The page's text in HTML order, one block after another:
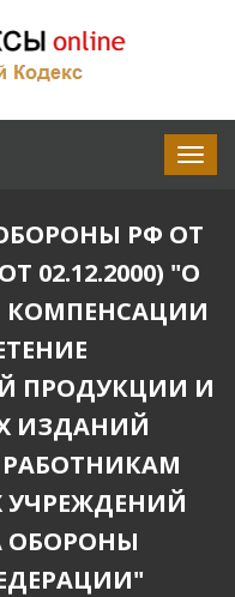
РФ ОТ
02.12.2000) "О
КОМПЕНСАЦИИ
ПРОДУКЦИИ И
ИЗДАНИЙ
УЧРЕЖДЕНИЙ
ОБОРОНЫ